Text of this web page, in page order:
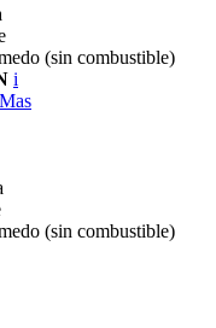
(sin combustible)
i
(sin combustible)